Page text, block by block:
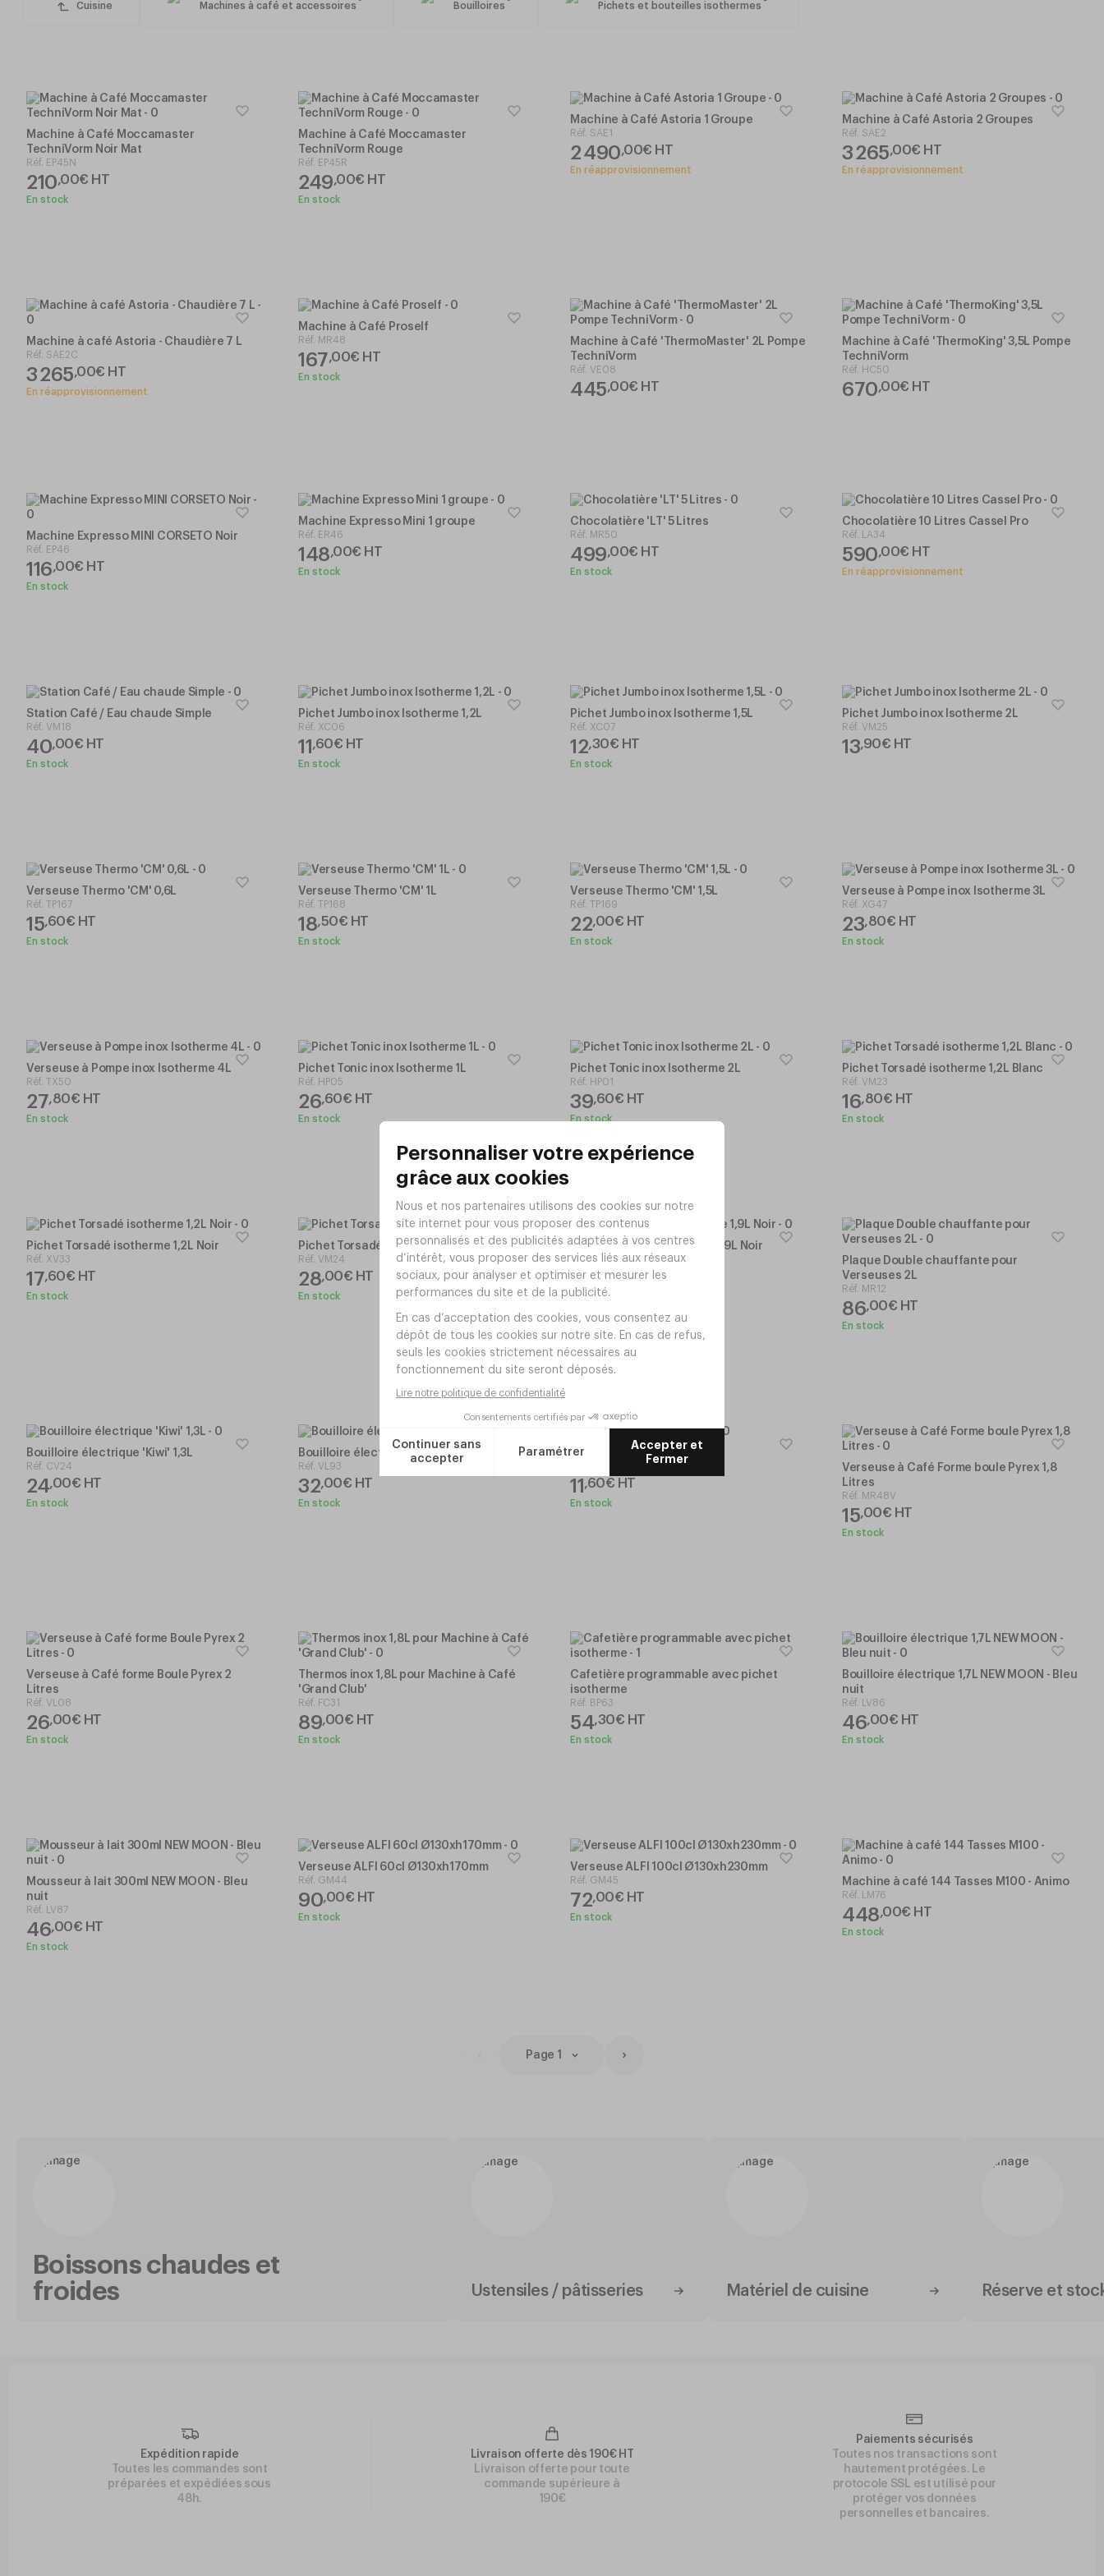
Cuisine Machines à café et accessoires Bouilloires Pichets et bouteilles isothermes
Machine à Café Moccamaster
TechniVorm Noir Mat
Réf. EP45N
210,00€ HT
En stock
Machine à Café Moccamaster
TechniVorm Rouge
Réf. EP45R
249,00€ HT
En stock
Machine à Café Astoria 1 Groupe
Réf. SAE1
2 490,00€ HT
En réapprovisionnement
Machine à Café Astoria 2 Groupes
Réf. SAE2
3 265,00€ HT
En réapprovisionnement
Machine à café Astoria - Chaudière 7 L
Réf. SAE2C
3 265,00€ HT
En réapprovisionnement
Machine à Café Proself
Réf. MR48
167,00€ HT
En stock
Machine à Café 'ThermoMaster' 2L Pompe
TechniVorm
Réf. VE08
445,00€ HT
Machine à Café 'ThermoKing' 3,5L Pompe
TechniVorm
Réf. HC50
670,00€ HT
Machine Expresso MINI CORSETO Noir
Réf. EP46
116,00€ HT
En stock
Machine Expresso Mini 1 groupe
Réf. ER46
148,00€ HT
En stock
Chocolatière 'LT' 5 Litres
Réf. MR50
499,00€ HT
En stock
Chocolatière 10 Litres Cassel Pro
Réf. LA34
590,00€ HT
En réapprovisionnement
Station Café / Eau chaude Simple
Réf. VM18
40,00€ HT
En stock
Pichet Jumbo inox Isotherme 1,2L
Réf. XC06
11,60€ HT
En stock
Pichet Jumbo inox Isotherme 1,5L
Réf. XC07
12,30€ HT
En stock
Pichet Jumbo inox Isotherme 2L
Réf. VM25
13,90€ HT
Verseuse Thermo 'CM' 0,6L
Réf. TP167
15,60€ HT
En stock
Verseuse Thermo 'CM' 1L
Réf. TP168
18,50€ HT
En stock
Verseuse Thermo 'CM' 1,5L
Réf. TP169
22,00€ HT
En stock
Verseuse à Pompe inox Isotherme 3L
Réf. XG47
23,80€ HT
En stock
Verseuse à Pompe inox Isotherme 4L
Réf. TX50
27,80€ HT
En stock
Pichet Tonic inox Isotherme 1L
Réf. HP05
26,60€ HT
En stock
Pichet Tonic inox Isotherme 2L
Réf. HP01
39,60€ HT
En stock
Pichet Torsadé isotherme 1,2L Blanc
Réf. VM23
16,80€ HT
En stock
Pichet Torsadé isotherme 1,2L Noir
Réf. XV33
17,60€ HT
En stock
Pichet Torsadé isotherme 1,9L Blanc
Réf. VM24
28,00€ HT
En stock
Pichet Torsadé isotherme 1,9L Noir
Réf. XV34
28,00€ HT
En stock
Plaque Double chauffante pour
Verseuses 2L
Réf. MR12
86,00€ HT
En stock
Bouilloire électrique 'Kiwi' 1,3L
Réf. CV24
24,00€ HT
En stock
Bouilloire électrique 'Express' 1,7L
Réf. VL93
32,00€ HT
En stock
Cafetière Pub inox 95cl
11,60€ HT
En stock
Verseuse à Café Forme boule Pyrex 1,8
Litres
Réf. MR48V
15,00€ HT
En stock
Verseuse à Café forme Boule Pyrex 2
Litres
Réf. VL08
26,00€ HT
En stock
Thermos inox 1,8L pour Machine à Café
'Grand Club'
Réf. FC31
89,00€ HT
En stock
Cafetière programmable avec pichet
isotherme
Réf. BP63
54,30€ HT
En stock
Bouilloire électrique 1,7L NEW MOON - Bleu
nuit
Réf. LV86
46,00€ HT
En stock
Mousseur à lait 300ml NEW MOON - Bleu
nuit
Réf. LV87
46,00€ HT
En stock
Verseuse ALFI 60cl Ø130xh170mm
Réf. GM44
90,00€ HT
En stock
Verseuse ALFI 100cl Ø130xh230mm
Réf. GM45
72,00€ HT
En stock
Machine à café 144 Tasses M100 - Animo
Réf. LM76
448,00€ HT
En stock
Page 1
Boissons chaudes et
froides
Ustensiles / pâtisseries Matériel de cuisine Réserve et
Expédition rapide
Toutes les commandes sont
préparées et expédiées sous
48h.
Livraison offerte dès 190€ HT
Livraison offerte pour toute
commande supérieure à
190€
Paiements sécurisés
Toutes nos transactions sont
hautement protégées. Le
protocole SSL est utilisé pour
protéger vos données
personnelles et bancaires.